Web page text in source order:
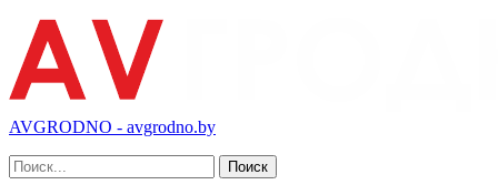
AVGRODNO - avgrodno.by